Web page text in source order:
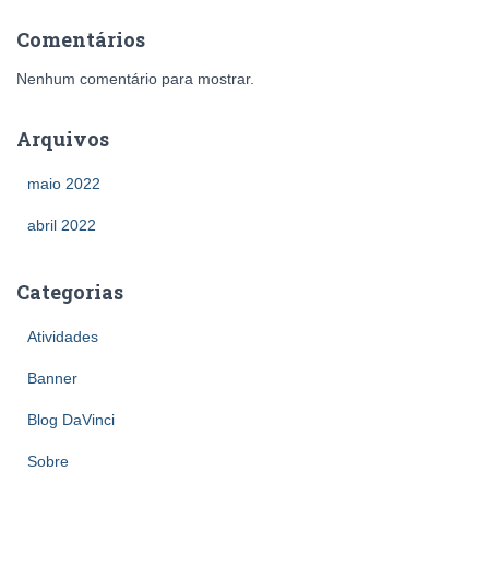
Comentários
Nenhum comentário para mostrar.
Arquivos
maio 2022
abril 2022
Categorias
Atividades
Banner
Blog DaVinci
Sobre